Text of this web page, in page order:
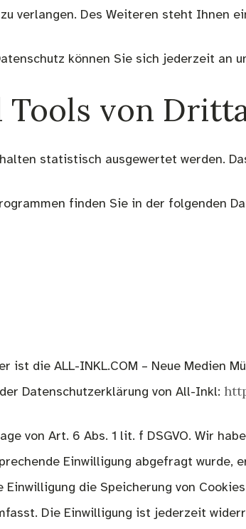
verlangen. Des Weiteren steht Ihnen
können Sie sich jederzeit an
Tools von
statistisch ausgewertet werden.
finden Sie in der folgenden
die ALL-INKL.COM – Neue Medien
Datenschutzerklärung von All-Inkl:
von Art. 6 Abs. 1 lit. f DSGVO. Wir
Einwilligung abgefragt wurde,
Einwilligung die Speicherung von
Die Einwilligung ist jederzeit